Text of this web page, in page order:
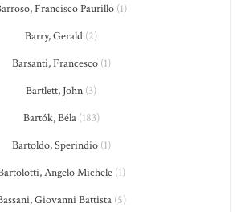
Francisco Paurillo (1)
Barry, Gerald (2)
Barsanti, Francesco(1)
Bartlett, John (3)
Bartók, Béla(183)
Bartoldo, Sperindio(1)
Angelo Michele(1)
Giovanni Battista(5)